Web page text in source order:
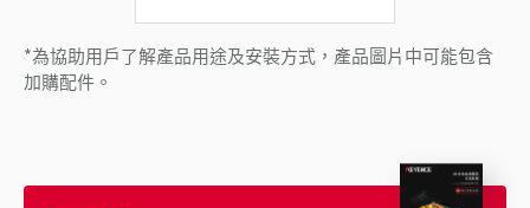
*為協助用戶了解產品用途及安裝方式，產品圖片中可能包含
加購配件。